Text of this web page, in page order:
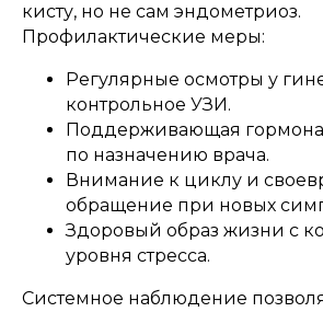
кисту, но не сам эндометриоз.
Профилактические меры:
Регулярные осмотры у
контрольное УЗИ.
Поддерживающая
по назначению врача.
Внимание к циклу и
обращение при новых
Здоровый образ жизни с
уровня стресса.
Системное наблюдение
Оптимус Медикус на карте Архангельска — Яндекс Карты